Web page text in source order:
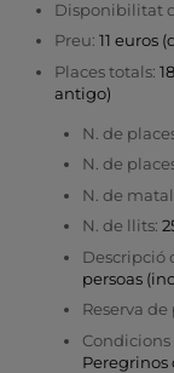
Disponibilitat
Preu: 11 euros
Places totals:
antigo)
N. de
N. de
N. de
N. de llits:
Descripció
persoas
Reserva de
Condicions
Peregrinos